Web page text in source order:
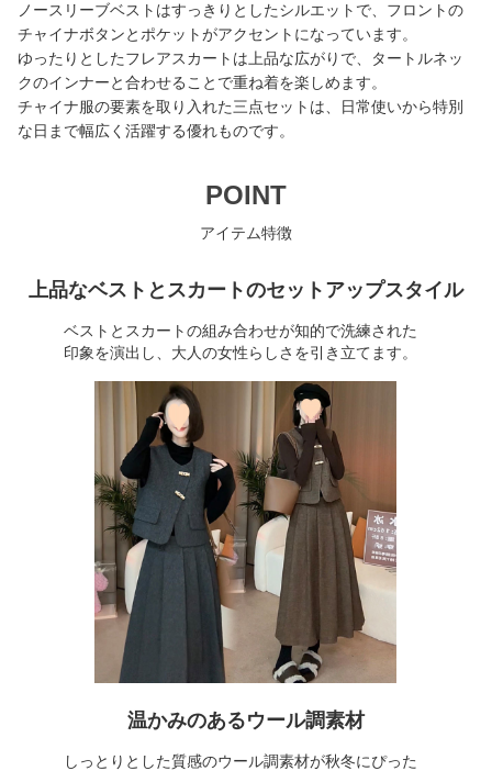
ノースリーブベストはすっきりとしたシルエットで、フロントの
チャイナボタンとポケットがアクセントになっています。
ゆったりとしたフレアスカートは上品な広がりで、タートルネッ
クのインナーと合わせることで重ね着を楽しめます。
チャイナ服の要素を取り入れた三点セットは、日常使いから特別
な日まで幅広く活躍する優れものです。
POINT
アイテム特徴
上品なベストとスカートのセットアップスタイル
ベストとスカートの組み合わせが知的で洗練された
印象を演出し、大人の女性らしさを引き立てます。
温かみのあるウール調素材
しっとりとした質感のウール調素材が秋冬にぴった